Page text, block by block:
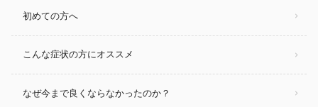
初めての方へ
こんな症状の方にオススメ
なぜ今まで良くならなかったのか？